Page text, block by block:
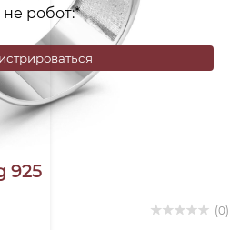
925
(0)
робот:*